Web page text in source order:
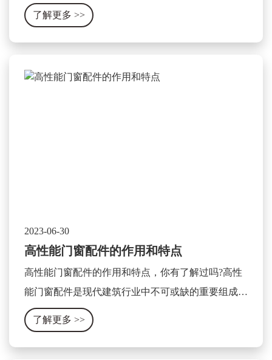
品。这种工艺主要包含以下几个方面：
了解更多 >>
2023-06-30
高性能门窗配件的作用和特点
高性能门窗配件的作用和特点，你有了解过吗?高性
能门窗配件是现代建筑行业中不可或缺的重要组成部
分，它可以显著提升门窗的使用性能和安全性。其作
用和特点可以被总结为以下几个方面。
了解更多 >>